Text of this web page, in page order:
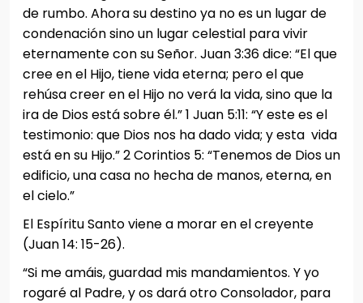
de rumbo. Ahora su destino ya no es un lugar de
condenación sino un lugar celestial para vivir
eternamente con su Señor. Juan 3:36 dice: “El que
cree en el Hijo, tiene vida eterna; pero el que
rehúsa creer en el Hijo no verá la vida, sino que la
ira de Dios está sobre él.” 1 Juan 5:11: “Y este es el
testimonio: que Dios nos ha dado vida; y esta vida
está en su Hijo.” 2 Corintios 5: “Tenemos de Dios un
edificio, una casa no hecha de manos, eterna, en
el cielo.”
El Espíritu Santo viene a morar en el creyente
(Juan 14: 15-26).
“Si me amáis, guardad mis mandamientos. Y yo
rogaré al Padre, y os dará otro Consolador, para